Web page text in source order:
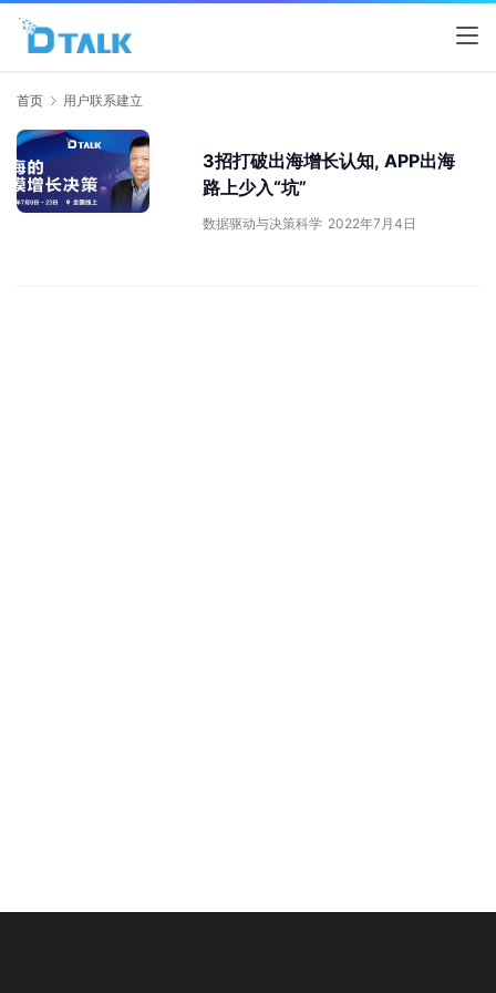
首页 用户联系建立
3招打破出海增长认知, APP出海
路上少入“坑”
数据驱动与决策科学 2022年7月4日